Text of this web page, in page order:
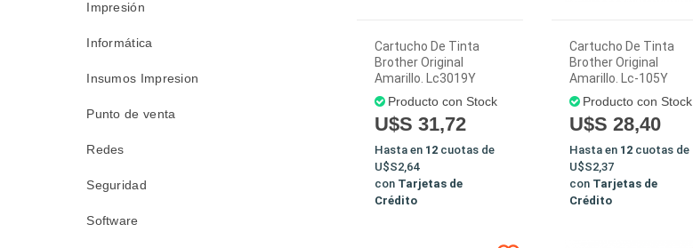
Impresión
Informática
Insumos Impresion
Punto de venta
Redes
Seguridad
Software
Cartucho De Tinta
Brother Original
Amarillo. Lc3019Y
Producto con Stock
U$S 31,72
Hasta en 12cuotas de
U$S2,64
con Tarjetas de
Crédito
Cartucho De Tinta
Brother Original
Amarillo. Lc-105Y
Producto con Stock
U$S 28,40
Hasta en 12cuotas de
U$S2,37
con Tarjetas de
Crédito